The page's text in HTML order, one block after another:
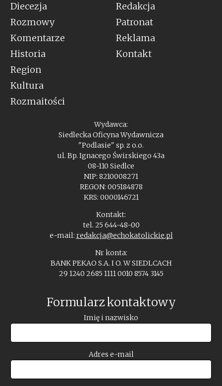
Diecezja
Rozmowy
Komentarze
Historia
Region
Kultura
Rozmaitości
Redakcja
Patronat
Reklama
Kontakt
Wydawca:
Siedlecka Oficyna Wydawnicza
"Podlasie" sp. z o.o.
ul. Bp. Ignacego Świrskiego 43a
08-110 Siedlce
NIP: 8210008271
REGON: 005184878
KRS: 0000146721
Kontakt:
tel. 25 644-48-00
e-mail: redakcja@echokatolickie.pl
Nr konta:
BANK PEKAO S.A. I O. W SIEDLCACH
29 1240 2685 1111 0010 8574 3145
Formularz kontaktowy
Imię i nazwisko
Adres e-mail